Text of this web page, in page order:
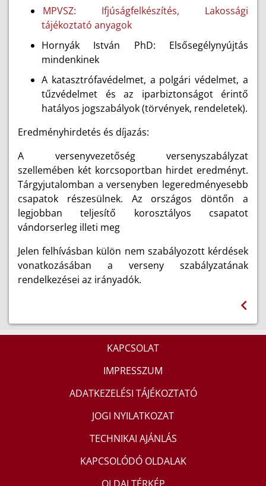
MPVSZ: Ifjúságfelkészítés, Lakossági
tájékoztató anyagok
Hornyák István PhD: Elsősegélynyújtás
mindenkinek
A katasztrófavédelmet, a polgári védelmet, a
tűzvédelmet és az iparbiztonságot érintő
hatályos jogszabályok (törvények, rendeletek).
Eredményhirdetés és díjazás:
A versenyvezetőség versenyszabályzat
szellemében két korcsoportban hirdet eredményt.
Tárgyjutalomban a versenyben legeredményesebb
csapatok részesülnek. Az országos döntőn a
legjobban teljesítő korosztályos csapatot
vándorserleg illeti meg
Jelen felhívásban külön nem szabályozott kérdések
vonatkozásában a verseny szabályzatának
rendelkezései az irányadók.
KAPCSOLAT
IMPRESSZUM
ADATKEZELÉSI TÁJÉKOZTATÓ
JOGI NYILATKOZAT
TECHNIKAI AJÁNLÁS
KAPCSOLÓDÓ OLDALAK